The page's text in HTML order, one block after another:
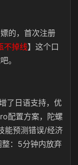
的，首次注册
不掉线】这个口
。
了日语支持，优
配置方案，陀螺
能预测错误/经济
：5分钟内放弃